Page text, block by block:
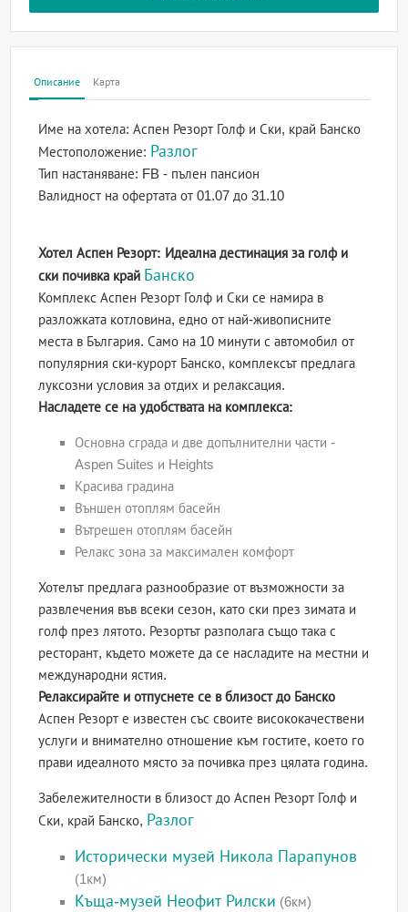
Описание Карта
Име на хотела:Аспен Резорт Голф и Ски, край Банско
Местоположение: Разлог
Тип настаняване: FB - пълен пансион
Валидност на офертатаот 01.07 до 31.10
Хотел Аспен Резорт: Идеална дестинация за голф и
ски почивка край Банско
Комплекс Аспен Резорт Голф и Ски се намира в
разложката котловина, едно от най-живописните
места в България. Само на 10 минути с автомобил от
популярния ски-курорт Банско, комплексът предлага
луксозни условия за отдих и релаксация.
Насладете се на удобствата на комплекса:
Основна сграда и две допълнителни части -
Aspen Suites и Heights
Красива градина
Външен отоплям басейн
Вътрешен отоплям басейн
Релакс зона за максимален комфорт
Хотелът предлага разнообразие от възможности за
развлечения във всеки сезон, като ски през зимата и
голф през лятото. Резортът разполага също така с
ресторант, където можете да се насладите на местни и
международни ястия.
Релаксирайте и отпуснете се в близост до Банско
Аспен Резорт е известен със своите висококачествени
услуги и внимателно отношение към гостите, което го
прави идеалното място за почивка през цялата година.
Забележителности в близост до Аспен Резорт Голф и
Ски, край Банско, Разлог
Исторически музей Никола Парапунов
(1км)
Къща-музей Неофит Рилски (6км)